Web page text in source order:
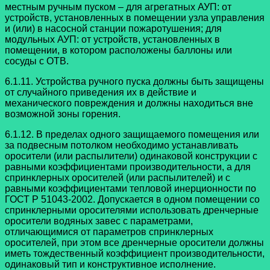
местным ручным пуском – для агрегатных АУП: от
устройств, установленных в помещении узла управления
и (или) в насосной станции пожаротушения; для
модульных АУП: от устройств, установленных в
помещении, в котором расположены баллоны или
сосуды с ОТВ.
6.1.11. Устройства ручного пуска должны быть защищены
от случайного приведения их в действие и
механического повреждения и должны находиться вне
возможной зоны горения.
6.1.12. В пределах одного защищаемого помещения или
за подвесным потолком необходимо устанавливать
оросители (или распылители) одинаковой конструкции с
равными коэффициентами производительности, а для
спринклерных оросителей (или распылителей) и с
равными коэффициентами тепловой инерционности по
ГОСТ Р 51043-2002. Допускается в одном помещении со
спринклерными оросителями использовать дренчерные
оросители водяных завес с параметрами,
отличающимися от параметров спринклерных
оросителей, при этом все дренчерные оросители должны
иметь тождественный коэффициент производительности,
одинаковый тип и конструктивное исполнение.